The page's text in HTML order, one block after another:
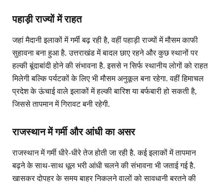
पहाड़ी राज्यों में राहत
जहां मैदानी इलाकों में गर्मी बढ़ रही है, वहीं पहाड़ी राज्यों में मौसम काफी
सुहावना बना हुआ है. उत्तराखंड में बादल छाए रहने और कुछ स्थानों पर
हल्की बूंदाबांदी होने की संभावना है. इससे न सिर्फ स्थानीय लोगों को राहत
मिलेगी बल्कि पर्यटकों के लिए भी मौसम अनुकूल बना रहेगा. वहीं हिमाचल
प्रदेश के ऊंचाई वाले इलाकों में हल्की बारिश या बर्फबारी हो सकती है,
जिससे तापमान में गिरावट बनी रहेगी.
राजस्थान में गर्मी और आंधी का असर
राजस्थान में गर्मी धीरे-धीरे तेज होती जा रही है. कई इलाकों में तापमान
बढ़ने के साथ-साथ धूल भरी आंधी चलने की संभावना भी जताई गई है.
खासकर दोपहर के समय बाहर निकलने वालों को सावधानी बरतने की